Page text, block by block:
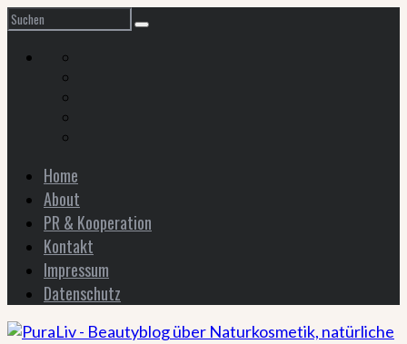
Home
About
PR & Kooperation
Kontakt
Impressum
Datenschutz